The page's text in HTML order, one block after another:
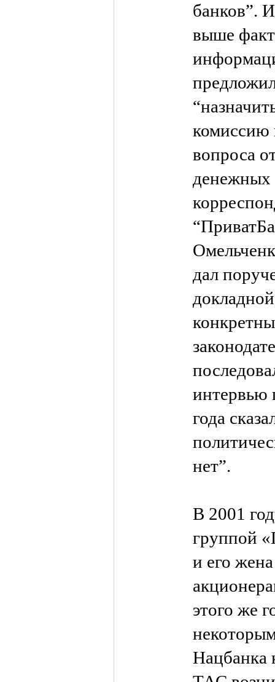
банков”.
выше
комиссию
вопроса
денежных
дал
интервью
года
нет”.
В 2001
группой
и его
этого же
Нацбанка